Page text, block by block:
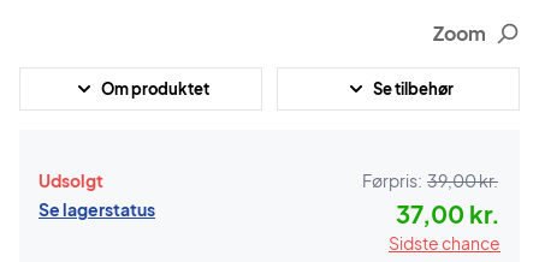
Zoom
Om produktet Se tilbehør
Udsolgt
Se lagerstatus
Førpris: 39,00 kr.
37,00 kr.
Sidste chance